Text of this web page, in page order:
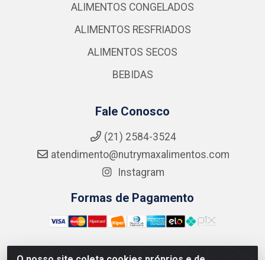
ALIMENTOS CONGELADOS
ALIMENTOS RESFRIADOS
ALIMENTOS SECOS
BEBIDAS
Fale Conosco
(21) 2584-3524
atendimento@nutrymaxalimentos.com
Instagram
Formas de Pagamento